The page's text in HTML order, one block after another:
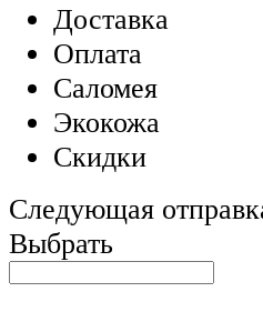
Доставка
Оплата
Саломея
Экокожа
Скидки
Следующая
Выбрать